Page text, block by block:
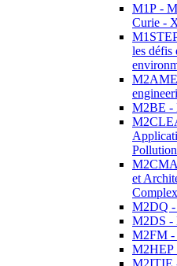
M1P -
Curie -
les défis
M2AME
M2BE -
et
M2DQ -
M2DS -
M2FM -
M2HEP
M2ITIE